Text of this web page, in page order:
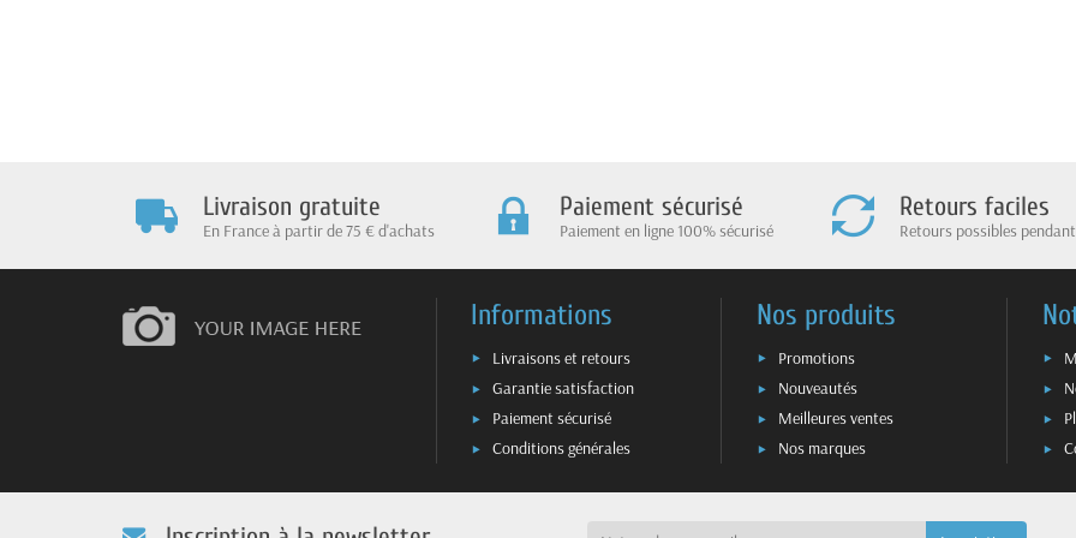
Livraison gratuite
En France à partir de 75 € d'achats
Paiement sécurisé
Paiement en ligne 100% sécurisé
Retours faciles
Retours possibles
Informations
Livraisons et retours
Garantie satisfaction
Paiement sécurisé
Conditions générales
Nos produits
Promotions
Nouveautés
Meilleures ventes
Nos marques